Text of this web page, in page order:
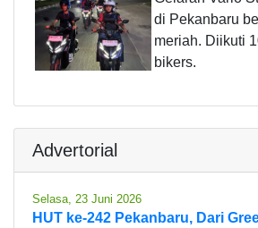
di Pekanbaru
meriah. Diikuti
bikers.
Advertorial
Selasa, 23 Juni 2026
HUT ke-242 Pekanbaru, Dari